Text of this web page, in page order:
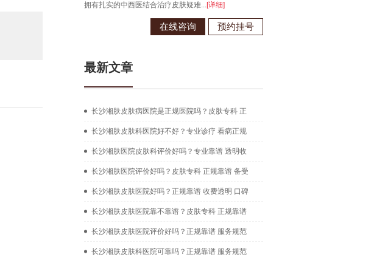
拥有扎实的中西医结合治疗皮肤疑难...[详细]
在线咨询 预约挂号
最新文章
长沙湘肤皮肤病医院是正规医院吗？皮肤专科 正
长沙湘肤皮肤科医院好不好？专业诊疗 看病正规
长沙湘肤医院皮肤科评价好吗？专业靠谱 透明收
长沙湘肤医院评价好吗？皮肤专科 正规靠谱 备受
长沙湘肤皮肤医院好吗？正规靠谱 收费透明 口碑
长沙湘肤皮肤医院靠不靠谱？皮肤专科 正规靠谱
长沙湘肤皮肤医院评价好吗？正规靠谱 服务规范
长沙湘肤皮肤科医院可靠吗？正规靠谱 服务规范